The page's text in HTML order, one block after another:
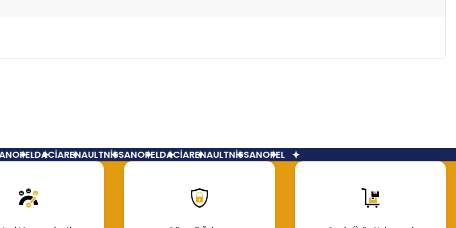
OPELDACİARENAULTNİSSANOPELDACİARENAULTNİSSANOPEL